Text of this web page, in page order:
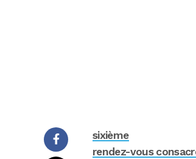
sixième
rendez-vous